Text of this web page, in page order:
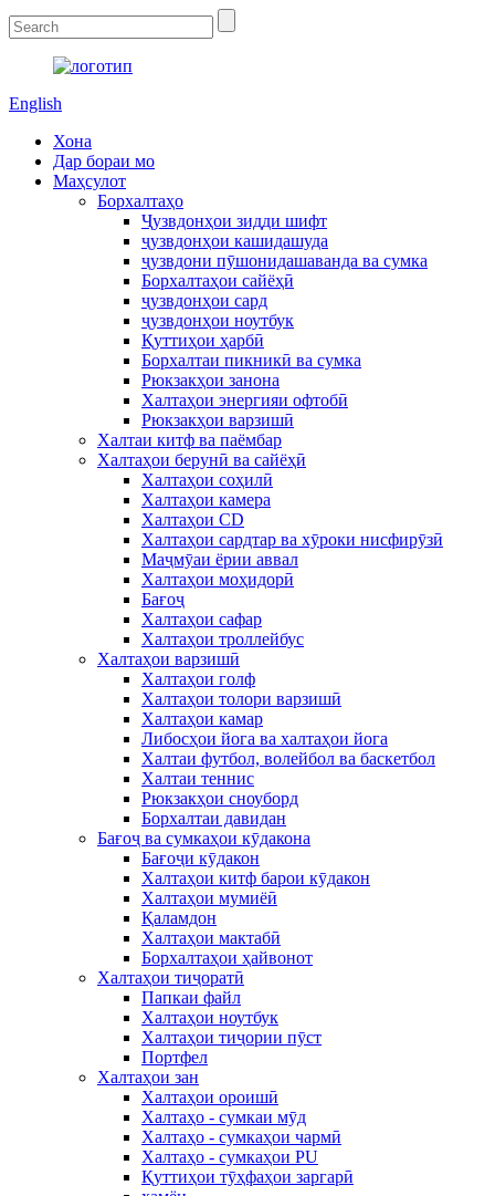
English
Хона
Дар бораи мо
Маҳсулот
Борхалтаҳо
Ҷузвдонҳои зидди шифт
ҷузвдонҳои кашидашуда
ҷузвдони пӯшонидашаванда ва сумка
Борхалтаҳои сайёҳӣ
ҷузвдонҳои сард
ҷузвдонҳои ноутбук
Қуттиҳои ҳарбӣ
Борхалтаи пикникӣ ва сумка
Рюкзакҳои занона
Халтаҳои энергияи офтобӣ
Рюкзакҳои варзишӣ
Халтаи китф ва паёмбар
Халтаҳои берунӣ ва сайёҳӣ
Халтаҳои соҳилӣ
Халтаҳои камера
Халтаҳои CD
Халтаҳои сардтар ва хӯроки нисфирӯзӣ
Маҷмӯаи ёрии аввал
Халтаҳои моҳидорӣ
Бағоҷ
Халтаҳои сафар
Халтаҳои троллейбус
Халтаҳои варзишӣ
Халтаҳои голф
Халтаҳои толори варзишӣ
Халтаҳои камар
Либосҳои йога ва халтаҳои йога
Халтаи футбол, волейбол ва баскетбол
Халтаи теннис
Рюкзакҳои сноуборд
Борхалтаи давидан
Бағоҷ ва сумкаҳои кӯдакона
Бағоҷи кӯдакон
Халтаҳои китф барои кӯдакон
Халтаҳои мумиёӣ
Қаламдон
Халтаҳои мактабӣ
Борхалтаҳои ҳайвонот
Халтаҳои тиҷоратӣ
Папкаи файл
Халтаҳои ноутбук
Халтаҳои тиҷории пӯст
Портфел
Халтаҳои зан
Халтаҳои ороишӣ
Халтаҳо - сумкаи мӯд
Халтаҳо - сумкаҳои чармӣ
Халтаҳо - сумкаҳои PU
Қуттиҳои тӯҳфаҳои заргарӣ